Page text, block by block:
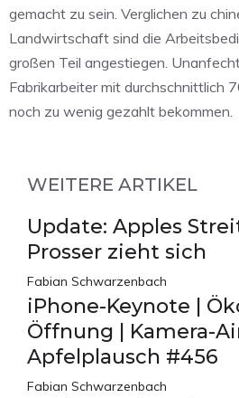
gemacht zu sein. Verglichen zu
Landwirtschaft sind die
großen Teil angestiegen.
Fabrikarbeiter mit durchschnittlich
noch zu wenig gezahlt bekommen.
WEITERE ARTIKEL
Update: Apples
Prosser zieht sich
Fabian Schwarzenbach
iPhone-Keynote |
Öffnung | Kamera-
Apfelplausch #456
Fabian Schwarzenbach